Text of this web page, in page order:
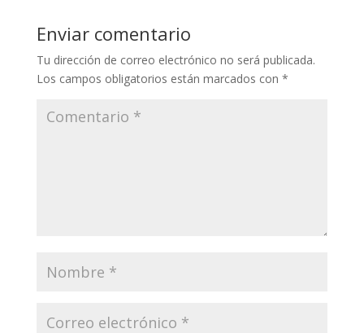
Enviar comentario
Tu dirección de correo electrónico no será publicada.
Los campos obligatorios están marcados con *